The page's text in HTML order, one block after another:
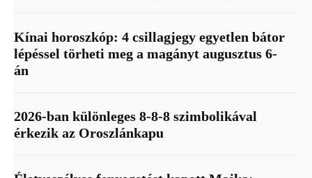
Kínai horoszkóp: 4 csillagjegy egyetlen bátor
lépéssel törheti meg a magányt augusztus 6-
án
2026-ban különleges 8-8-8 szimbolikával
érkezik az Oroszlánkapu